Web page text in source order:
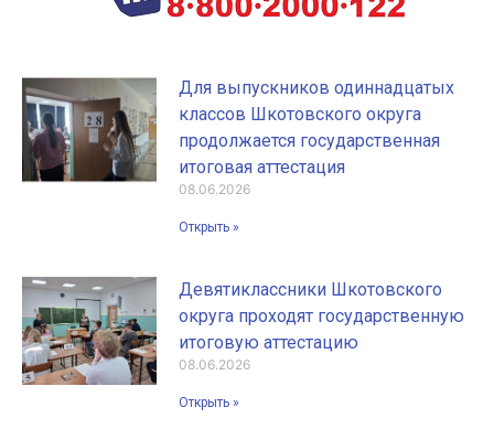
Для выпускников одиннадцатых
классов Шкотовского округа
продолжается государственная
итоговая аттестация
08.06.2026
Открыть »
Девятиклассники Шкотовского
округа проходят государственную
итоговую аттестацию
08.06.2026
Открыть »